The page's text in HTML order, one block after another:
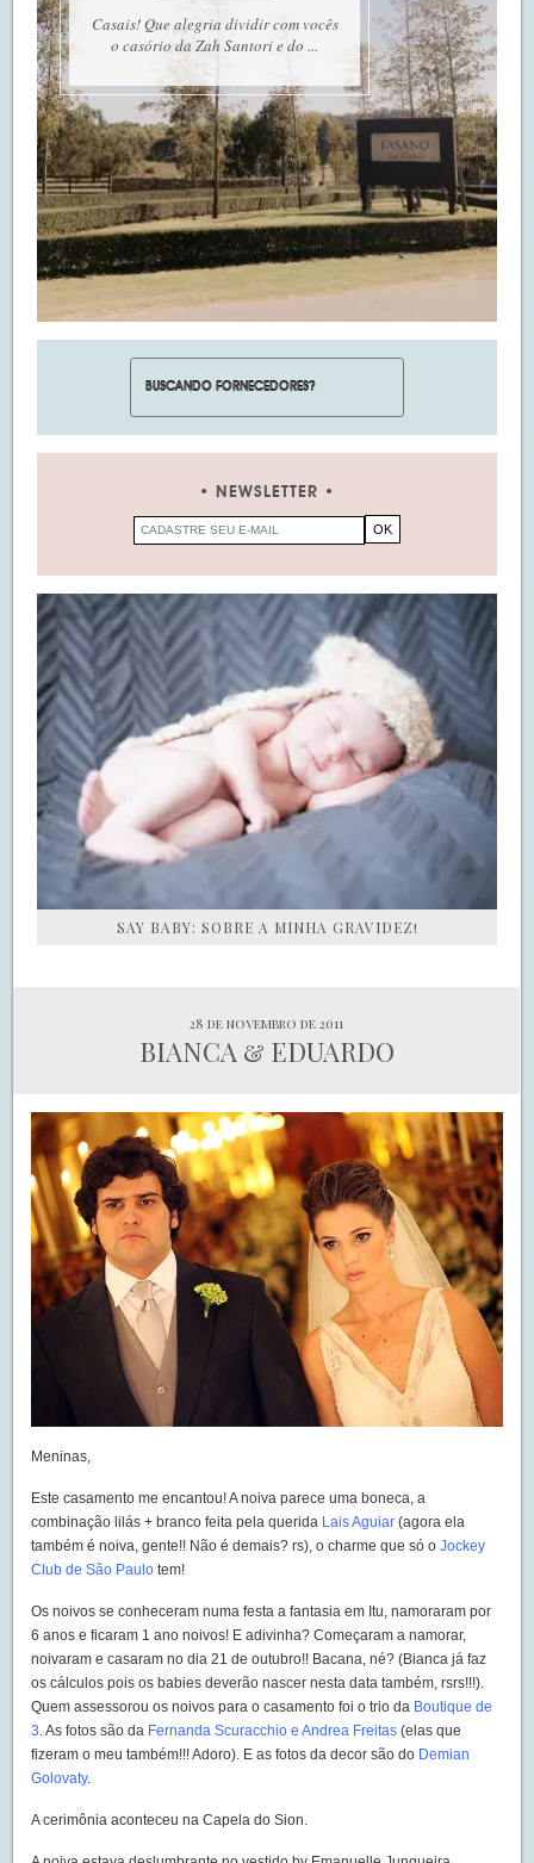
Casais! Que alegria dividir com vocês
o casório da Zah Santori e do ...
NEWSLETTER
SAY BABY: SOBRE A MINHA GRAVIDEZ!
28 de novembro de 2011
BIANCA & EDUARDO
Meninas,
Este casamento me encantou! A noiva parece uma boneca, a
combinação lilás + branco feita pela querida Lais Aguiar (agora ela
também é noiva, gente!! Não é demais? rs), o charme que só oJockey
Club de São Paulo tem!
Os noivos se conheceram numa festa a fantasia em Itu, namoraram por
6 anos e ficaram 1 ano noivos! E adivinha? Começaram a namorar,
noivaram e casaram no dia 21 de outubro!! Bacana, né? (Bianca já faz
os cálculos pois os babies deverão nascer nesta data também, rsrs!!!).
Quem assessorou os noivos para o casamento foi o trio da Boutique de
3. As fotos são da Fernanda Scuracchio e Andrea Freitas (elas que
fizeram o meu também!!! Adoro). E as fotos da decor são do Demian
Golovaty.
A cerimônia aconteceu na Capela do Sion.